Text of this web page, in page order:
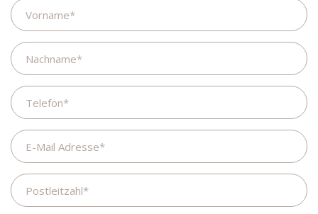
Nachname
Telefon
E-
Mail
Adresse
Postleitzahl